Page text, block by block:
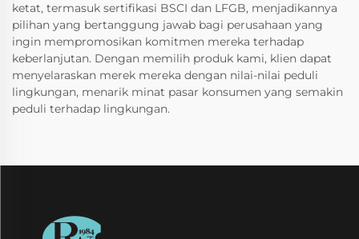
ketat, termasuk sertifikasi BSCI dan LFGB, menjadikannya
pilihan yang bertanggung jawab bagi perusahaan yang
ingin mempromosikan komitmen mereka terhadap
keberlanjutan. Dengan memilih produk kami, klien dapat
menyelaraskan merek mereka dengan nilai-nilai peduli
lingkungan, menarik minat pasar konsumen yang semakin
peduli terhadap lingkungan.